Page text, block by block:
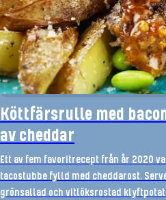
Köttfärsrulle med
av cheddar
Ett av fem favoritrecept från år 2020
tacostubbe fylld med cheddarost.
grönsallad och vitlöksrostad